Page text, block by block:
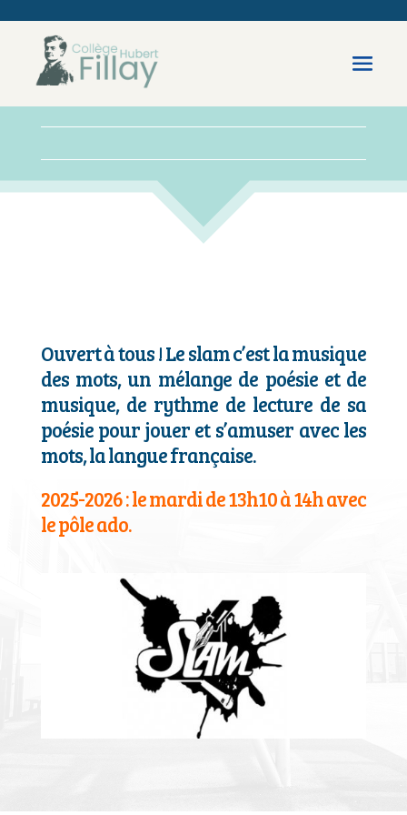
Ouvert à tous ! Le slam c’est la musique
des mots, un mélange de poésie et de
musique, de rythme de lecture de sa
poésie pour jouer et s’amuser avec les
mots, la langue française.
2025-2026 : le mardi de 13h10 à 14h avec
le pôle ado.